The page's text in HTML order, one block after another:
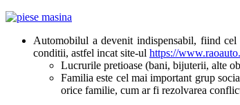
Automobilul a devenit indispensabil, fiind
conditii, astfel incat site-ul https://
Lucrurile pretioase (bani, bijuterii, alte
Familia este cel mai important grup
orice familie, cum ar fi rezolvarea